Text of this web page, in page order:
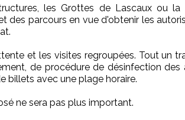
les Grottes de Lascaux ou la
des parcours en vue d'obtenir les
et les visites regroupées. Tout un
de procédure de désinfection des
billets avec une plage horaire.
ne sera pas plus important.